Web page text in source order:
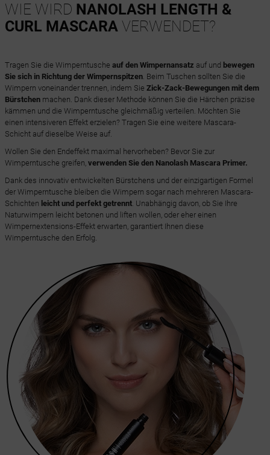
WIE WIRD NANOLASH LENGTH &
CURL MASCARAVERWENDET?
Tragen Sie die Wimperntusche auf den Wimpernansatz auf und bewegen
Sie sich in Richtung der Wimpernspitzen. Beim Tuschen sollten Sie die
Wimpern voneinander trennen, indem Sie Zick-Zack-Bewegungen mit dem
Bürstchenmachen. Dank dieser Methode können Sie die Härchen präzise
kämmen und die Wimperntusche gleichmäßig verteilen. Möchten Sie
einen intensiveren Effekt erzielen? Tragen Sie eine weitere Mascara-
Schicht auf dieselbe Weise auf.
Wollen Sie den Endeffekt maximal hervorheben? Bevor Sie zur
Wimperntusche greifen,verwenden Sie den Nanolash Mascara Primer.
Dank des innovativ entwickelten Bürstchens und der einzigartigen Formel
der Wimperntusche bleiben die Wimpern sogar nach mehreren Mascara-
Schichten leicht und perfekt getrennt. Unabhängig davon, ob Sie Ihre
Naturwimpern leicht betonen und liften wollen, oder eher einen
Wimpernextensions-Effekt erwarten, garantiert Ihnen diese
Wimperntusche den Erfolg.